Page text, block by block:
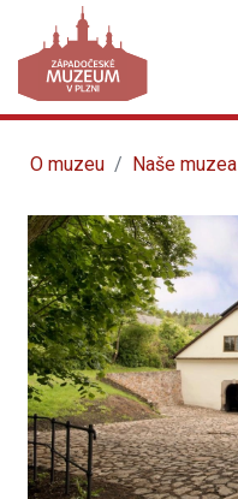
O muzeu Naše muzea